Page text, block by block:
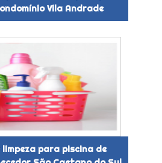
Vila Andrade
para piscina de